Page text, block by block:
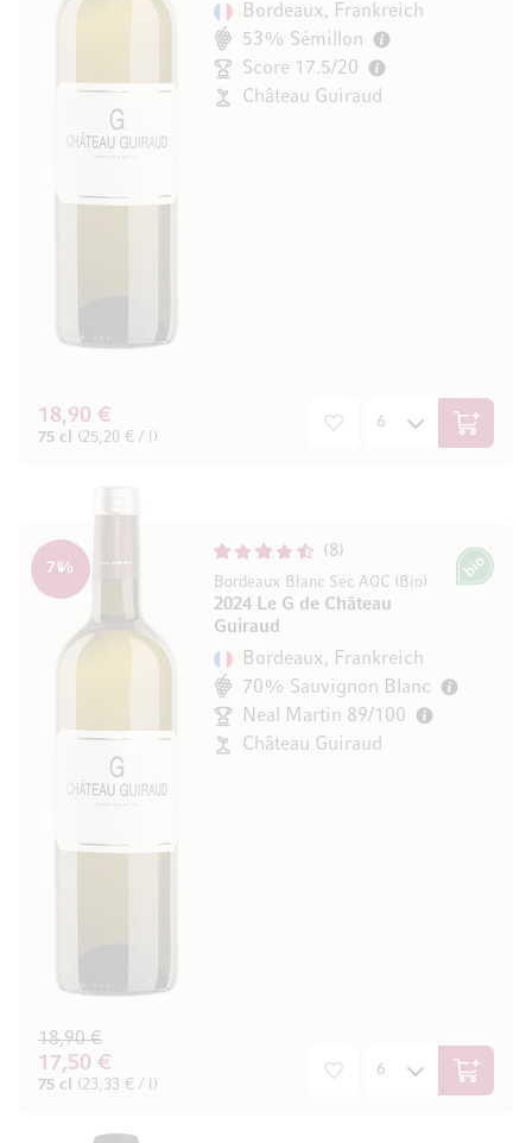
Bordeaux, Frankreich
53% Sémillon
Score 17.5/20
Château Guiraud
18,90 €
75 cl (25,20 € / l) In den
8
Bordeaux Blanc Sec AOC (Bio)
2024 Le G de Château
Guiraud
7% Bio
Bordeaux, Frankreich
70% Sauvignon Blanc
Neal Martin 89/100
Château Guiraud
17,50 €
18,90 €
75 cl (23,33 € / l) In den